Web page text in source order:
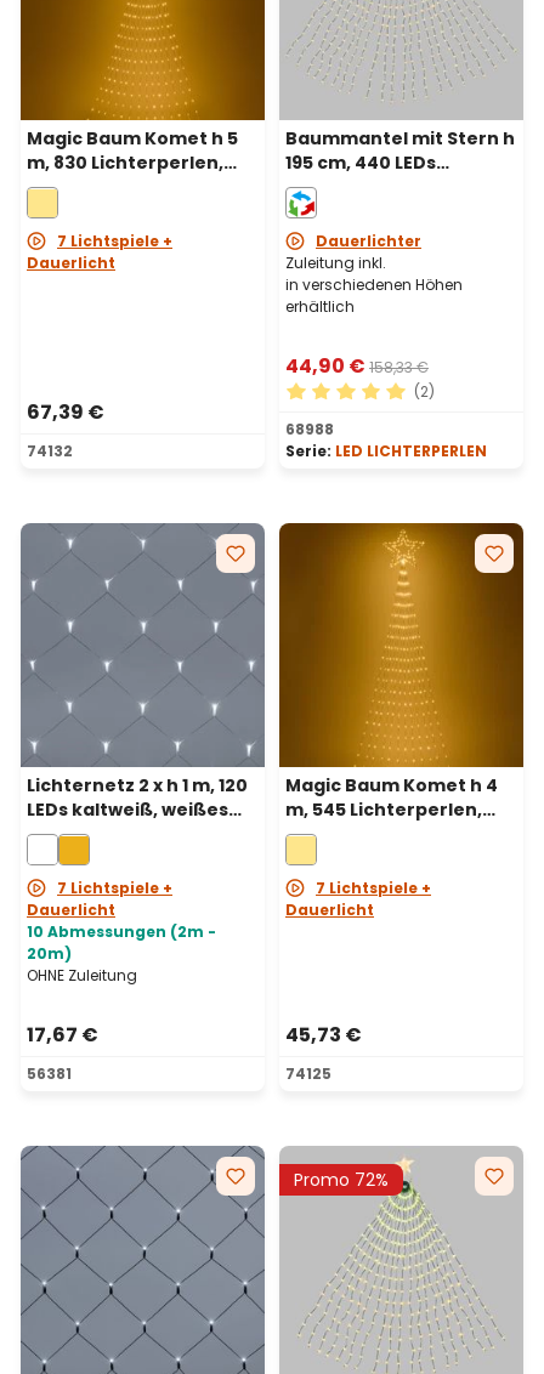
Magic Baum Komet h 5
m, 830 Lichterperlen,
warmweiß
7 Lichtspiele +
Dauerlicht
67,39 €
74132
Baummantel mit Stern h
195 cm, 440 LEDs
Lichterperlen, RGB,
grünes Kabel
Dauerlichter
Zuleitung inkl.
in verschiedenen Höhen
erhältlich
44,90 € 158,33 €
Durchschnittliche
(2)
68988
Serie: LED LICHTERPERLEN
Lichternetz 2 x h 1 m, 120
LEDs kaltweiß, weißes
Kabel, erweiterbar
7 Lichtspiele +
Dauerlicht
10 Abmessungen (2m -
20m)
OHNE Zuleitung
17,67 €
56381
Magic Baum Komet h 4
m, 545 Lichterperlen,
warmweiß
7 Lichtspiele +
Dauerlicht
45,73 €
74125
Promo 72%